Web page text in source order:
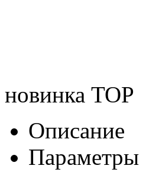
новинка TOP
Описание
Параметры